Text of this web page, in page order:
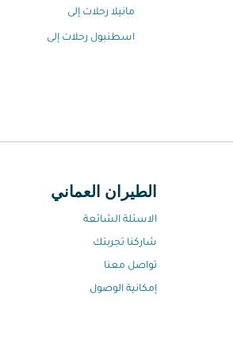
مانيلا رحلات إلى
اسطنبول رحلات إلى
الطيران العماني
الاسئلة الشائعة
شاركنا تجربتك
تواصل معنا
إمكانية الوصول